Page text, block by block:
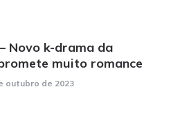
Novo k-drama da
muito romance
outubro de 2023